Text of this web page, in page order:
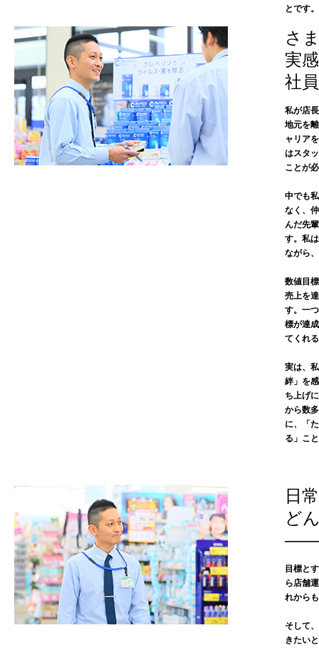
とです。
さ
実
社
私が店
地元を
ャリア
はスタ
ことが
中でも
なく、
んだ先
す。私
ながら
数値目
売上を
す。一
標が達
てくれ
実は、
絆」を
ち上げ
から数
に、「
る」こ
日
ど
——
目標と
ら店舗
れから
そして
きたい